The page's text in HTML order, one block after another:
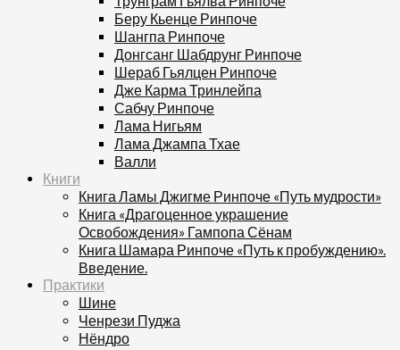
Беру Кьенце Ринпоче
Шангпа Ринпоче
Донгсанг Шабдрунг Ринпоче
Шераб Гьялцен Ринпоче
Дже Карма Тринлейпа
Сабчу Ринпоче
Лама Нигьям
Лама Джампа Тхае
Валли
Книги
Книга Ламы Джигме Ринпоче «Путь мудрости»
Книга «Драгоценное украшение
Освобождения» Гампопа Сёнам
Книга Шамара Ринпоче «Путь к пробуждению».
Введение.
Практики
Шине
Ченрези Пуджа
Нёндро